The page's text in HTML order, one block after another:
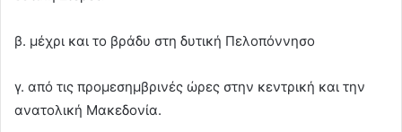
β. μέχρι και το βράδυ στη δυτική Πελοπόννησο
γ. από τις προμεσημβρινές ώρες στην κεντρική και την
ανατολική Μακεδονία.